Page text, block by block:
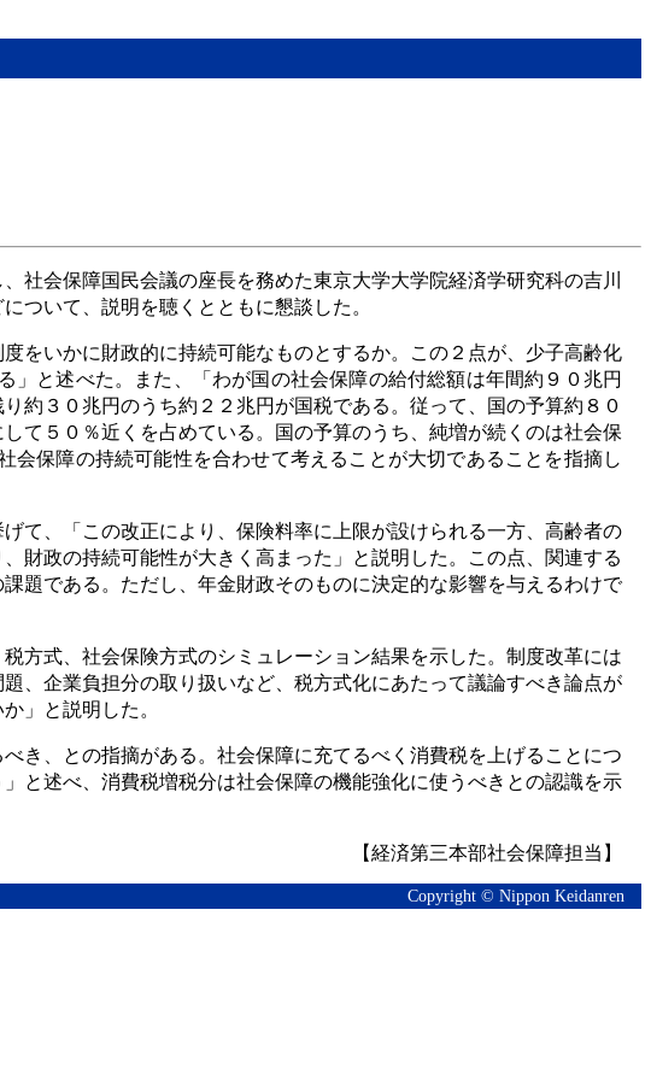
社会保障国民会議の座長を務めた東京大学大学院経済学研究科の吉川
ついて、説明を聴くとともに懇談した。
をいかに財政的に持続可能なものとするか。この２点が、少子高齢化
と述べた。また、「わが国の社会保障の給付総額は年間約９０兆円
約３０兆円のうち約２２兆円が国税である。従って、国の予算約８０
て５０％近くを占めている。国の予算のうち、純増が続くのは社会保
保障の持続可能性を合わせて考えることが大切であることを指摘し
て、「この改正により、保険料率に上限が設けられる一方、高齢者の
財政の持続可能性が大きく高まった」と説明した。この点、関連する
題である。ただし、年金財政そのものに決定的な影響を与えるわけで
方式、社会保険方式のシミュレーション結果を示した。制度改革には
、企業負担分の取り扱いなど、税方式化にあたって議論すべき論点が
」と説明した。
き、との指摘がある。社会保障に充てるべく消費税を上げることにつ
と述べ、消費税増税分は社会保障の機能強化に使うべきとの認識を示
【経済第三本部社会保障担当】
Copyright © Nippon Keidanren